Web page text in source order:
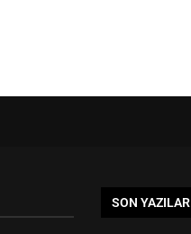
SON YAZILAR